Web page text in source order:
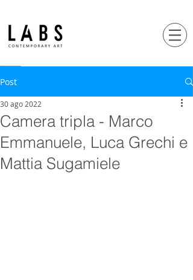
Post
Camera tripla - Marco
Emmanuele, Luca Grechi e
Mattia Sugamiele
30 ago 2022